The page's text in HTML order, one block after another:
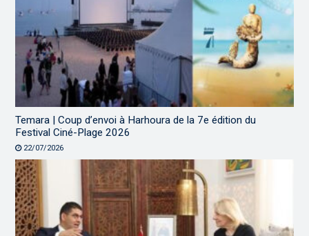
Temara | Coup d’envoi à Harhoura de la 7e édition du
Festival Ciné-Plage 2026
22/07/2026